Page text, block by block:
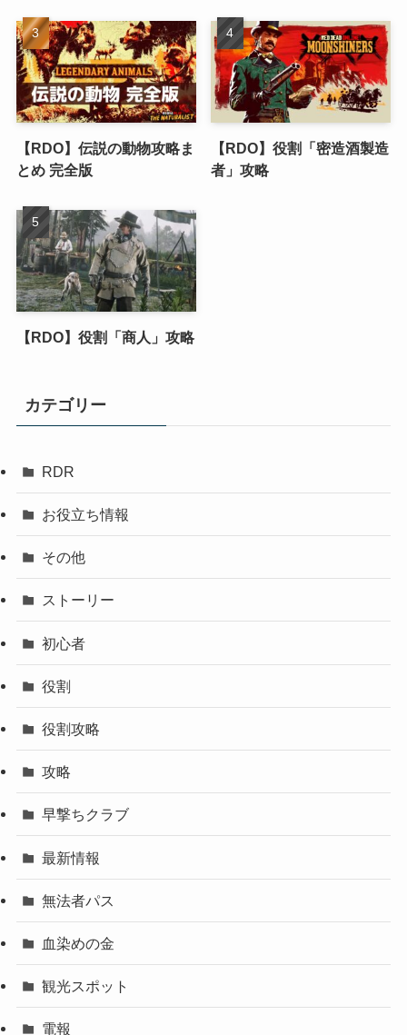
【RDO】伝説の動物攻略ま
とめ 完全版
【RDO】役割「密造酒製造
者」攻略
【RDO】役割「商人」攻略
カテゴリー
RDR
お役立ち情報
その他
ストーリー
初心者
役割
役割攻略
攻略
早撃ちクラブ
最新情報
無法者パス
血染めの金
観光スポット
電報